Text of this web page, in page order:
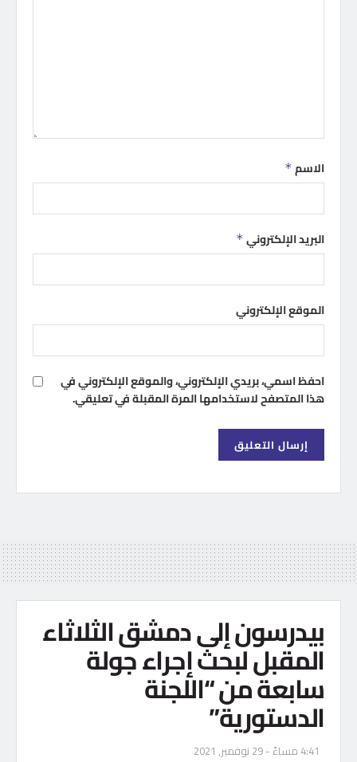
الاسم *
البريد الإلكتروني *
الموقع الإلكتروني
احفظ اسمي، بريدي الإلكتروني، والموقع الإلكتروني في
هذا المتصفح لاستخدامها المرة المقبلة في تعليقي.
بيدرسون إلى دمشق الثلاثاء
المقبل لبحث إجراء جولة
سابعة من “اللجنة
الدستورية”
4:41 مساءً - 29 نوفمبر, 2021